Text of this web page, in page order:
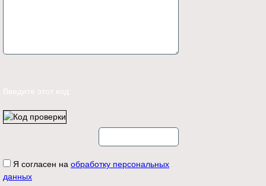
Введите этот код:
Я согласен на обработку персональных
данных